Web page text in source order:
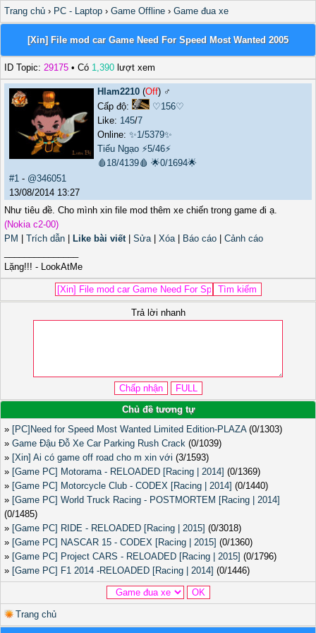
Trang chủ › PC - Laptop › Game Offline › Game đua xe
[Xin] File mod car Game Need For Speed Most Wanted 2005
ID Topic: 29175 • Có 1,390 lượt xem
Hlam2210 (Off) ♂️
Cấp độ:
♡156♡
Like: 145/7
Online: ✨1/5379✨
Tiếu Ngạo ⚡5/46⚡
🩸18/4139🩸 🌟0/1694🌟
#1 - @346051
13/08/2014 13:27
Như tiêu đề. Cho mình xin file mod thêm xe chiến trong game đi ạ.
(Nokia c2-00)
PM
Trích dẫn Like bài viết| Sửa| Xóa| Báo cáo
Cảnh cáo
Lặng!!! - LookAtMe
Trả lời nhanh
Chủ đề tương tự
» [PC]Need for Speed Most Wanted Limited Edition-PLAZA(0/1303)
» Game Đậu Đỗ Xe Car Parking Rush Crack (0/1039)
» [Xin] Ai có game off road cho m xin với (3/1593)
» [Game PC] Motorama - RELOADED [Racing | 2014] (0/1369)
» [Game PC] Motorcycle Club - CODEX [Racing | 2014] (0/1440)
» [Game PC] World Truck Racing - POSTMORTEM [Racing | 2014]
(0/1485)
» [Game PC] RIDE - RELOADED [Racing | 2015] (0/3018)
» [Game PC] NASCAR 15 - CODEX [Racing | 2015] (0/1360)
» [Game PC] Project CARS - RELOADED [Racing | 2015] (0/1796)
» [Game PC] F1 2014 -RELOADED [Racing | 2014] (0/1446)
Trang chủ